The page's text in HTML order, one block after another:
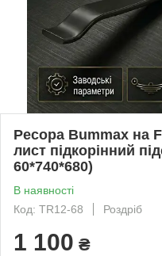
Ресора Bummax на
лист підкорінний
60*740*680)
В наявності
Код: TR12-68
Роздріб
1 100 ₴